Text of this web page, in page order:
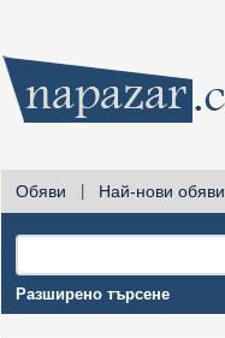
Обяви Най-нови обяви
Разширено търсене